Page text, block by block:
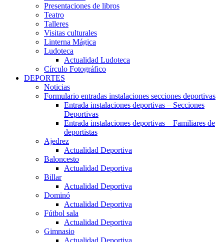
Presentaciones de libros
Teatro
Talleres
Visitas culturales
Linterna Mágica
Ludoteca
Actualidad Ludoteca
Círculo Fotográfico
DEPORTES
Noticias
Formulario entradas instalaciones secciones deportivas
Entrada instalaciones deportivas – Secciones
Deportivas
Entrada instalaciones deportivas – Familiares de
deportistas
Ajedrez
Actualidad Deportiva
Baloncesto
Actualidad Deportiva
Billar
Actualidad Deportiva
Dominó
Actualidad Deportiva
Fútbol sala
Actualidad Deportiva
Gimnasio
Actualidad Deportiva